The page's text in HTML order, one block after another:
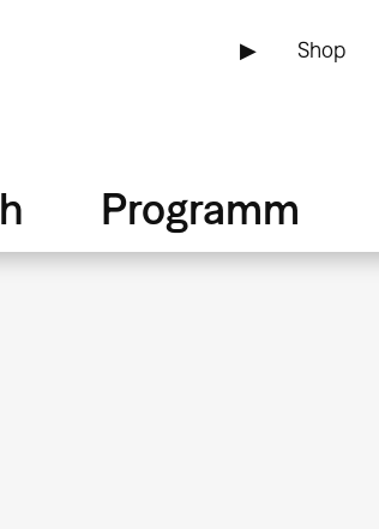
▶ Shop
Programm